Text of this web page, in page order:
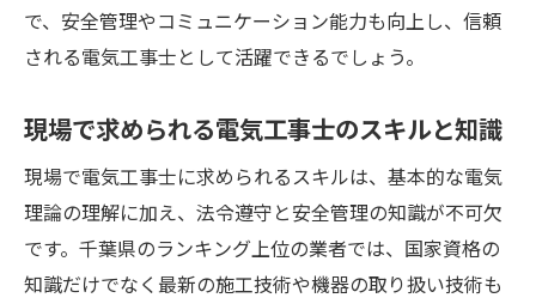
で、安全管理やコミュニケーション能力も向上し、信頼
される電気工事士として活躍できるでしょう。
現場で求められる電気工事士のスキルと知識
現場で電気工事士に求められるスキルは、基本的な電気
理論の理解に加え、法令遵守と安全管理の知識が不可欠
です。千葉県のランキング上位の業者では、国家資格の
知識だけでなく最新の施工技術や機器の取り扱い技術も